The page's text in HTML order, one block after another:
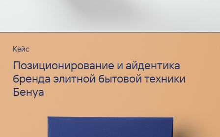
Кейс
Позиционирование и айдентика
бренда элитной бытовой техники
Бенуа